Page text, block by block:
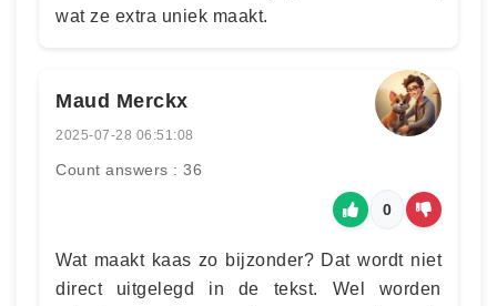
wat ze extra uniek maakt.
Maud Merckx
2025-07-28 06:51:08
Count answers : 36
0
Wat maakt kaas zo bijzonder? Dat wordt niet
direct uitgelegd in de tekst. Wel worden